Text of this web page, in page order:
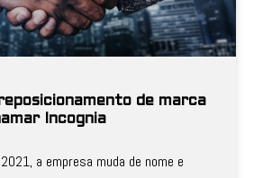
de marca
Incognia
a empresa muda de nome e